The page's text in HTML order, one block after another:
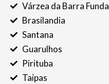
Várzea da Barra Funda
Brasilandia
Santana
Guarulhos
Pirituba
Taipas